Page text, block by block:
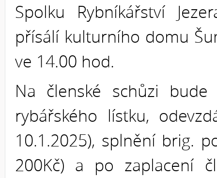
Spolku Rybníkářství
přísálí kulturního domu
ve 14.00 hod.
Na členské schůzi
rybářského lístku,
10.1.2025), splnění brig.
200Kč) a po zaplacení